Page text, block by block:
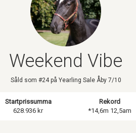
Weekend Vibe
Såld som #24 på Yearling Sale Åby 7/10
Startprissumma
628.936 kr
Rekord
*14,6m 12,5am